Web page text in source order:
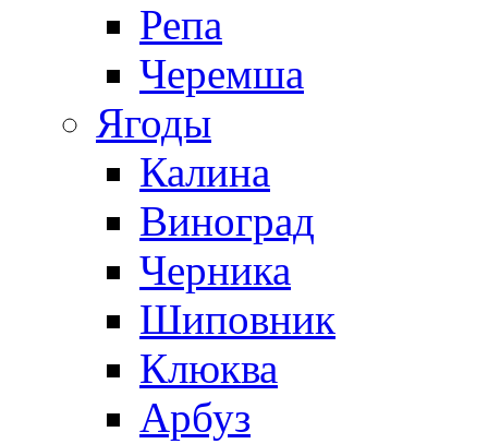
Репа
Черемша
Ягоды
Калина
Виноград
Черника
Шиповник
Клюква
Арбуз